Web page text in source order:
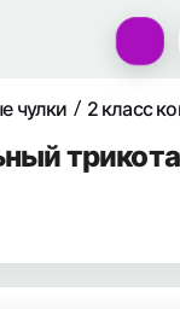
чулки 2 класс